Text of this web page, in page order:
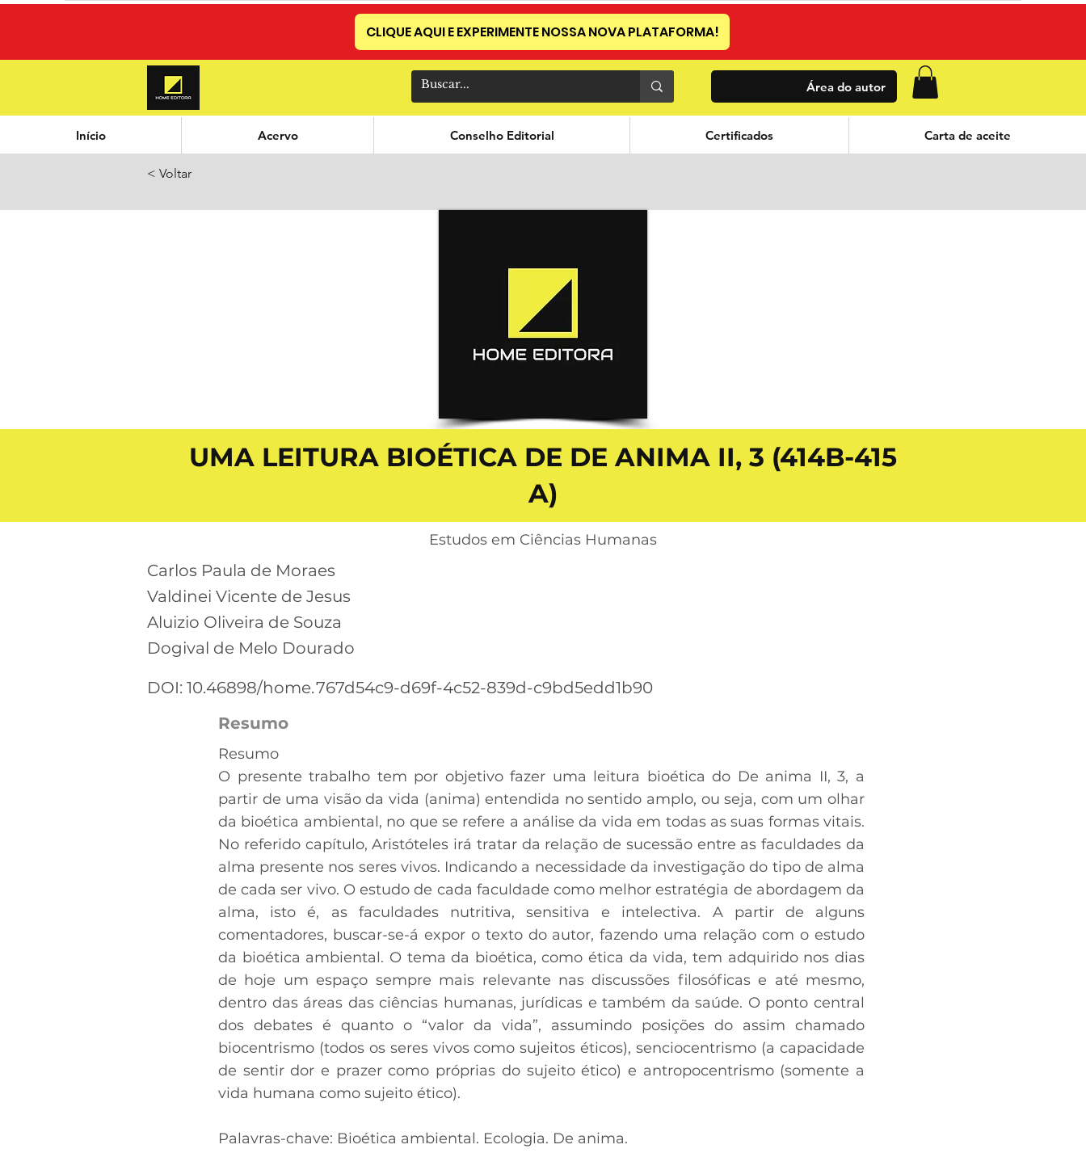
Área do autor
CLIQUE AQUI E EXPERIMENTE NOSSA NOVA PLATAFORMA!
Início Acervo Conselho Editorial Certificados Carta de aceite
< Voltar
UMA LEITURA BIOÉTICA DE DE ANIMA II, 3 (414B-415
A)
Estudos em Ciências Humanas
Carlos Paula de Moraes
Valdinei Vicente de Jesus
Aluizio Oliveira de Souza
Dogival de Melo Dourado
DOI: 10.46898/home.767d54c9-d69f-4c52-839d-c9bd5edd1b90
Resumo
Resumo
O presente trabalho tem por objetivo fazer uma leitura bioética do De anima II, 3, a
partir de uma visão da vida (anima) entendida no sentido amplo, ou seja, com um olhar
da bioética ambiental, no que se refere a análise da vida em todas as suas formas vitais.
No referido capítulo, Aristóteles irá tratar da relação de sucessão entre as faculdades da
alma presente nos seres vivos. Indicando a necessidade da investigação do tipo de alma
de cada ser vivo. O estudo de cada faculdade como melhor estratégia de abordagem da
alma, isto é, as faculdades nutritiva, sensitiva e intelectiva. A partir de alguns
comentadores, buscar-se-á expor o texto do autor, fazendo uma relação com o estudo
da bioética ambiental. O tema da bioética, como ética da vida, tem adquirido nos dias
de hoje um espaço sempre mais relevante nas discussões filosóficas e até mesmo,
dentro das áreas das ciências humanas, jurídicas e também da saúde. O ponto central
dos debates é quanto o “valor da vida”, assumindo posições do assim chamado
biocentrismo (todos os seres vivos como sujeitos éticos), senciocentrismo (a capacidade
de sentir dor e prazer como próprias do sujeito ético) e antropocentrismo (somente a
vida humana como sujeito ético).
Palavras-chave: Bioética ambiental. Ecologia. De anima.